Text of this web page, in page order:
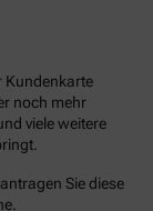
Kundenkarte
noch mehr
viele weitere
Sie diese